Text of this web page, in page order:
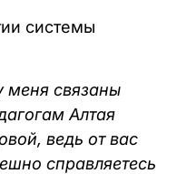
системы
меня связаны
Алтая
ведь от вас
справляетесь